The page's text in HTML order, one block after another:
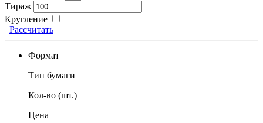
Тираж
Кругление
Рассчитать
Формат
Тип бумаги
Кол-во (шт.)
Цена